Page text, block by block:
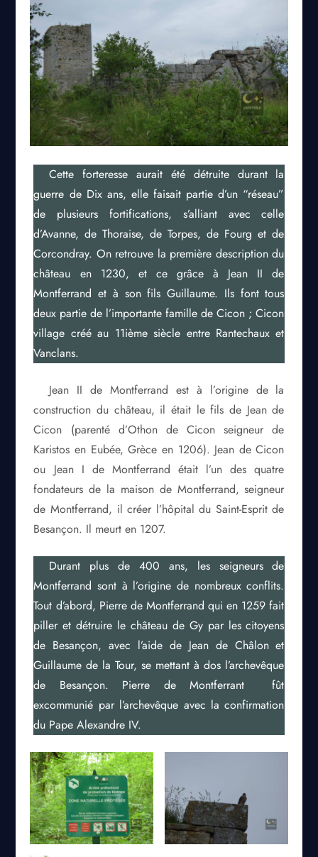
Cette forteresse aurait été détruite durant la
guerre de Dix ans, elle faisait partie d’un “réseau”
de plusieurs fortifications, s’alliant avec celle
d’Avanne, de Thoraise, de Torpes, de Fourg et de
Corcondray. On retrouve la première description du
château en 1230, et ce grâce à Jean II de
Montferrand et à son fils Guillaume. Ils font tous
deux partie de l’importante famille de Cicon ; Cicon
village créé au 11ième siècle entre Rantechaux et
Vanclans.
Jean II de Montferrand est à l’origine de la
construction du château, il était le fils de Jean de
Cicon (parenté d’Othon de Cicon seigneur de
Karistos en Eubée, Grèce en 1206). Jean de Cicon
ou Jean I de Montferrand était l’un des quatre
fondateurs de la maison de Montferrand, seigneur
de Montferrand, il créer l’hôpital du Saint-Esprit de
Besançon. Il meurt en 1207.
Durant plus de 400 ans, les seigneurs de
Montferrand sont à l’origine de nombreux conflits.
Tout d’abord, Pierre de Montferrand qui en 1259 fait
piller et détruire le château de Gy par les citoyens
de Besançon, avec l’aide de Jean de Châlon et
Guillaume de la Tour, se mettant à dos l’archevêque
de Besançon. Pierre de Montferrant fût
excommunié par l’archevêque avec la confirmation
du Pape Alexandre IV.